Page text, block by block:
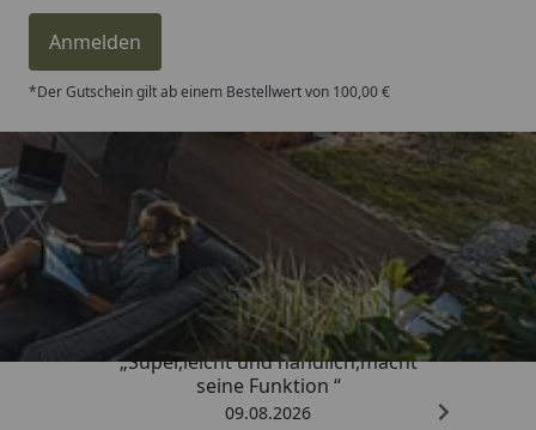
Anmelden
*Der Gutschein gilt ab einem Bestellwert von 100,00 €
Trusted Shops
4,81/ 5
„Super,leicht und handlich,macht
seine Funktion “
09.08.2026